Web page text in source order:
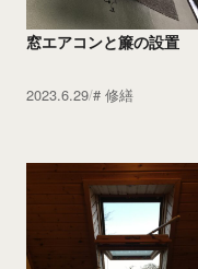
窓エアコンと簾の設置
2023.6.29 修繕